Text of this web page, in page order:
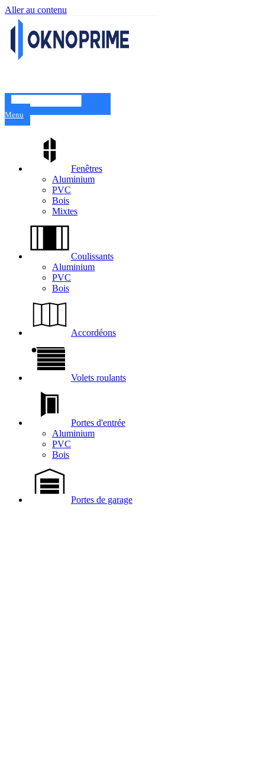
Aller au contenu
Menu
Fenêtres
Aluminium
PVC
Bois
Mixtes
Coulissants
Aluminium
PVC
Bois
Accordéons
Volets roulants
Portes d'entrée
Aluminium
PVC
Bois
Portes de garage